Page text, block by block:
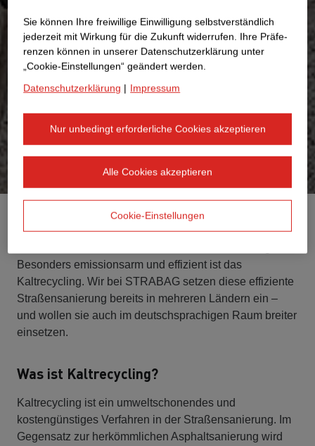
DasRECYCLING VON ASPHALT
schont wertvolle
Besonders emissionsarm und effizient ist das
Kaltrecycling. Wir bei STRABAG setzen diese effiziente
Straßensanierung bereits in mehreren Ländern ein –
und wollen sie auch im deutschsprachigen Raum breiter
einsetzen.
Was ist Kaltrecycling?
Kaltrecycling ist ein umweltschonendes und
kostengünstiges Verfahren in der Straßensanierung. Im
Gegensatz zur herkömmlichen Asphaltsanierung wird
Sie können Ihre freiwillige Einwilligung selbstverständlich
jederzeit mit Wirkung für die Zukunft widerrufen. Ihre Prä­fe­
renzen können in unserer Datenschutzerklärung unter
„Cookie-Einstellungen“ geändert werden.
Datenschutzerklärung | Impressum
Nur unbedingt erforderliche Cookies akzeptieren
Alle Cookies akzeptieren
Cookie-Einstellungen